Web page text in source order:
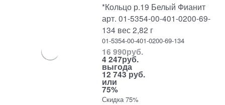
*Кольцо р.19 Белый Фианит
арт. 01-5354-00-401-0200-69-
134 вес 2,82 г
01-5354-00-401-0200-69-134
16 990руб.
4 247руб.
выгода
12 743 руб.
или
75%
Скидка 75%